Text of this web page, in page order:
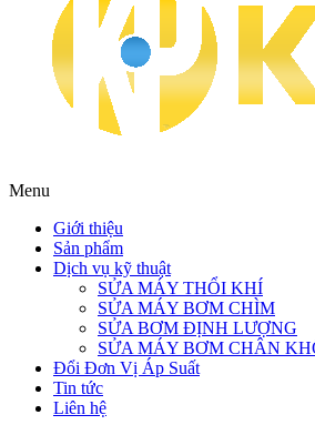
Menu
Giới thiệu
Sản phẩm
Dịch vụ kỹ thuật
SỬA MÁY THỔI KHÍ
SỬA MÁY BƠM CHÌM
SỬA BƠM ĐỊNH LƯỢNG
SỬA MÁY BƠM CHÂN
Đổi Đơn Vị Áp Suất
Tin tức
Liên hệ